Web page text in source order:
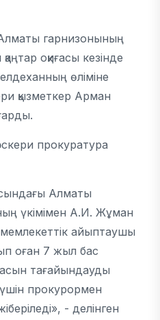
Алматы гарнизонының
оқиғасы кезінде
өліміне
қызметкер Арман
прокуратура
Алматы
үкімімен А.И. Жұман
айыптаушы
оған 7 жыл бас
тағайындауды
прокурормен
- делінген